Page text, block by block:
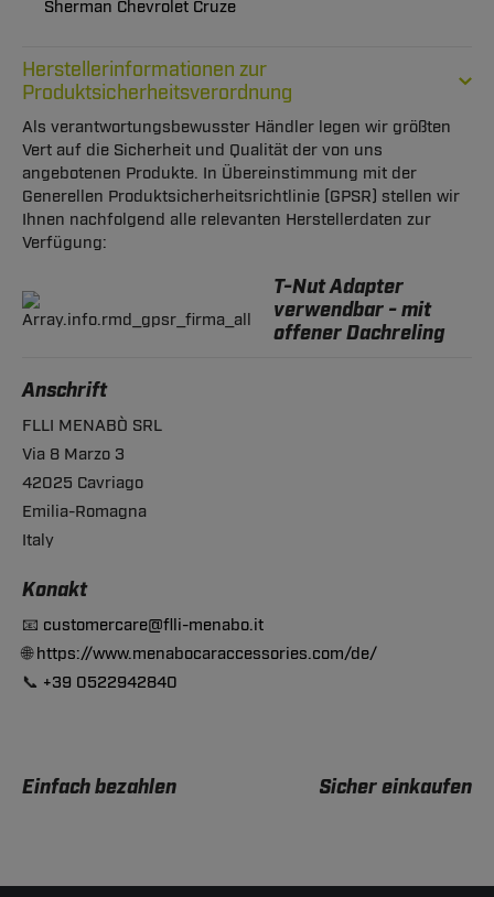
Sherman Chevrolet Cruze
Herstellerinformationen zur
Produktsicherheitsverordnung
Als verantwortungsbewusster Händler legen wir größten
Vert auf die Sicherheit und Qualität der von uns
angebotenen Produkte. In Übereinstimmung mit der
Generellen Produktsicherheitsrichtlinie (GPSR) stellen wir
Ihnen nachfolgend alle relevanten Herstellerdaten zur
Verfügung:
T-Nut Adapter
verwendbar - mit
offener Dachreling
Anschrift
FLLI MENABÒ SRL
Via 8 Marzo 3
42025 Cavriago
Emilia-Romagna
Italy
Konakt
📧 customercare@flli-menabo.it
🌐https://www.menabocaraccessories.com/de/
📞 +39 0522942840
Einfach bezahlen Sicher einkaufen